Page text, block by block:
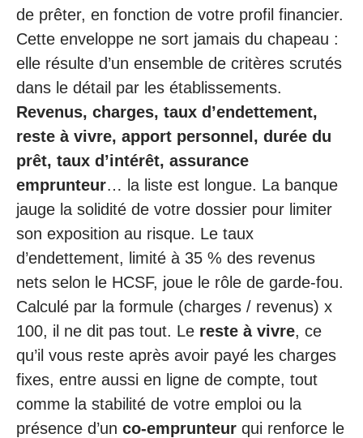
de prêter, en fonction de votre profil financier.
Cette enveloppe ne sort jamais du chapeau :
elle résulte d’un ensemble de critères scrutés
dans le détail par les établissements.
Revenus, charges, taux d’endettement,
reste à vivre, apport personnel, durée du
prêt, taux d’intérêt, assurance
emprunteur… la liste est longue. La banque
jauge la solidité de votre dossier pour limiter
son exposition au risque. Le taux
d’endettement, limité à 35 % des revenus
nets selon le HCSF, joue le rôle de garde-fou.
Calculé par la formule (charges / revenus) x
100, il ne dit pas tout. Le reste à vivre, ce
qu’il vous reste après avoir payé les charges
fixes, entre aussi en ligne de compte, tout
comme la stabilité de votre emploi ou la
présence d’un co-emprunteur qui renforce le